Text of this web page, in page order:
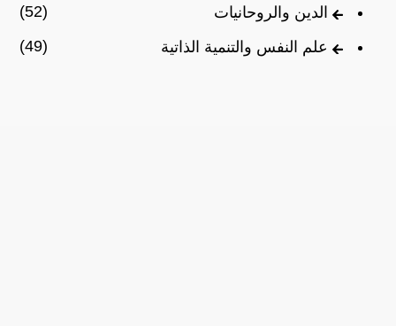
الدين والروحانيات
(52)
علم النفس والتنمية الذاتية
(49)